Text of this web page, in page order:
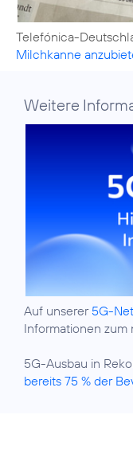
Telefónica-
Milchkanne
Weitere
Auf unserer 5G-
Informationen
5G-Ausbau in
bereits 75 % der